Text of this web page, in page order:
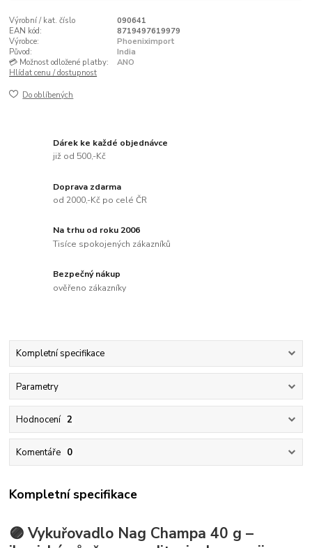
Výrobní / kat. číslo
090641
EAN kód:
8719497619979
Výrobce:
Phoeniximport
Původ:
India
💳 Možnost odložené platby:
ANO
Hlídat cenu / dostupnost
Do oblíbených
Dárek ke každé objednávce
již od 500,-Kč
Doprava zdarma
od 2000,-Kč po celé ČR
Na trhu od roku 2006
Tisíce spokojených zákazníků
Bezpečný nákup
ověřeno zákazníky
Kompletní specifikace
Parametry
Hodnocení 2
Komentáře 0
Kompletní specifikace
🟣 Vykuřovadlo Nag Champa 40 g –